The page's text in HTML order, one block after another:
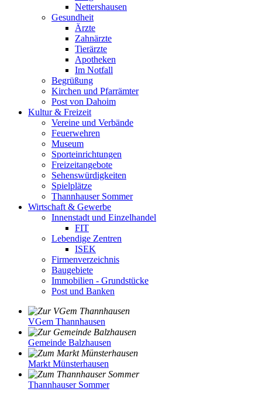
Nettershausen
Gesundheit
Ärzte
Zahnärzte
Tierärzte
Apotheken
Im Notfall
Begrüßung
Kirchen und Pfarrämter
Post von Dahoim
Kultur & Freizeit
Vereine und Verbände
Feuerwehren
Museum
Sporteinrichtungen
Freizeitangebote
Sehenswürdigkeiten
Spielplätze
Thannhauser Sommer
Wirtschaft & Gewerbe
Innenstadt und Einzelhandel
FIT
Lebendige Zentren
ISEK
Firmenverzeichnis
Baugebiete
Immobilien - Grundstücke
Post und Banken
VGem Thannhausen
Gemeinde Balzhausen
Markt Münsterhausen
Thannhauser Sommer